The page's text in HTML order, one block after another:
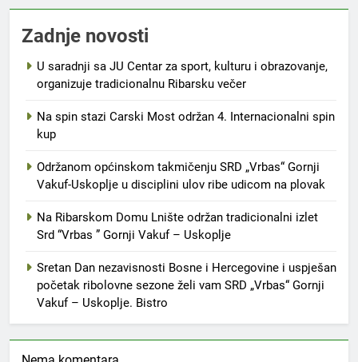
Zadnje novosti
U saradnji sa JU Centar za sport, kulturu i obrazovanje,
organizuje tradicionalnu Ribarsku večer
Na spin stazi Carski Most održan 4. Internacionalni spin
kup
Održanom općinskom takmičenju SRD „Vrbas“ Gornji
Vakuf-Uskoplje u disciplini ulov ribe udicom na plovak
Na Ribarskom Domu Lnište održan tradicionalni izlet
Srd “Vrbas ” Gornji Vakuf – Uskoplje
Sretan Dan nezavisnosti Bosne i Hercegovine i uspješan
početak ribolovne sezone želi vam SRD „Vrbas“ Gornji
Vakuf – Uskoplje. Bistro